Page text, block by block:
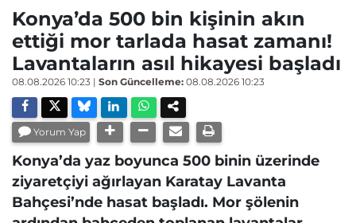
Konya’da 500 bin kişinin akın
ettiği mor tarlada hasat zamanı!
Lavantaların asıl hikayesi başladı
08.08.2026 10:23 | Son Güncelleme: 08.08.2026 10:23
Yorum Yap
Konya’da yaz boyunca 500 binin üzerinde
ziyaretçiyi ağırlayan Karatay Lavanta
Bahçesi’nde hasat başladı. Mor şölenin